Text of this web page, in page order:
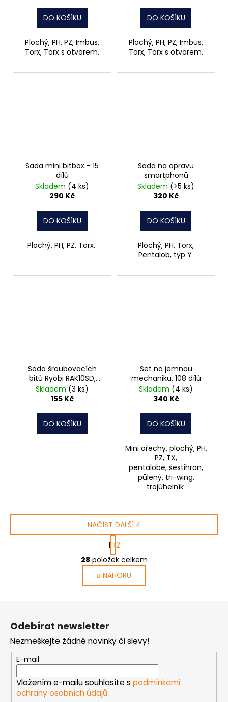
DO KOŠÍKU
Plochý, PH, PZ, Imbus,
Torx, Torx s otvorem.
DO KOŠÍKU
Plochý, PH, PZ, Imbus,
Torx, Torx s otvorem.
Sada mini bitbox - 15
dílů
Skladem (4 ks)
290 Kč
DO KOŠÍKU
Plochý, PH, PZ, Torx,
Sada na opravu
smartphonů
Skladem (>5 ks)
320 Kč
DO KOŠÍKU
Plochý, PH, Torx,
Pentalob, typ Y
Sada šroubovacích
bitů Ryobi RAK10SD,
10ks
Skladem (3 ks)
155 Kč
DO KOŠÍKU
Set na jemnou
mechaniku, 108 dílů
Skladem (4 ks)
340 Kč
DO KOŠÍKU
Mini ořechy, plochý, PH,
PZ, TX,
pentalobe, šestihran,
půlený, tri-wing,
trojúhelník
O
v
l
á
d
p
r
v
k
y
NAČÍST DALŠÍ 4
S
t
r
á
n
k
o
í
1 2
28 položek celkem
NAHORU
Odebírat newsletter
Nezmeškejte žádné novinky či slevy!
E-mail
Vložením e-mailu souhlasíte s podmínkami
ochrany osobních údajů